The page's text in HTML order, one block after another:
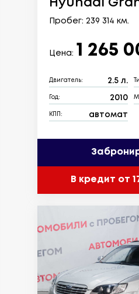
Hyundai
Пробег: 239 314 км.
Цена: 1 265
Двигатель: 2.5 л.
Год: 2010
КПП: автомат
В кредит от